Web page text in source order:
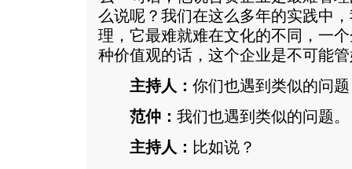
么说呢？我们在这么多年的实践中
理，它最难就难在文化的不同，一
种价值观的话，这个企业是不可能
主持人： 你们也遇到类似的问
范仲： 我们也遇到类似的问题。
主持人： 比如说？